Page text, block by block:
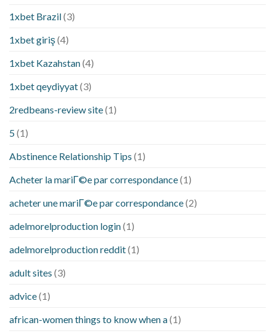
1xbet Brazil(3)
1xbet giriş(4)
1xbet Kazahstan(4)
1xbet qeydiyyat(3)
2redbeans-review site(1)
5(1)
Abstinence Relationship Tips (1)
Acheter la mariГ©e par correspondance(1)
acheter une mariГ©e par correspondance(2)
adelmorelproduction login(1)
adelmorelproduction reddit(1)
adult sites (3)
advice(1)
african-women things to know when a(1)